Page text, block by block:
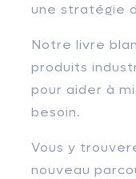
une stratégie
Notre livre
produits
pour aider à
besoin.
Vous y
nouveau